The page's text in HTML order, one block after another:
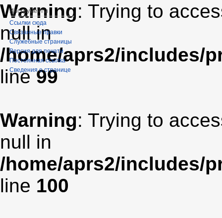
Warning: Trying to
null in
/home/aprs2/includes/
line99
Warning: Trying to
null in
/home/aprs2/includes/
line 100
Инструменты
Ссылки сюда
Связанные правки
Служебные страницы
Версия для печати
Постоянная ссылка
Сведения о странице